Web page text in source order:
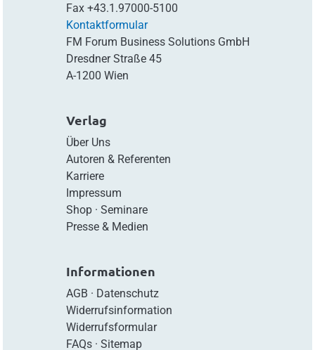
Fax +43.1.97000-5100
Kontaktformular
FM Forum Business Solutions GmbH
Dresdner Straße 45
A-1200 Wien
Verlag
Über Uns
Autoren & Referenten
Karriere
Impressum
Shop· Seminare
Presse & Medien
Informationen
AGB · Datenschutz
Widerrufsinformation
Widerrufsformular
FAQs· Sitemap